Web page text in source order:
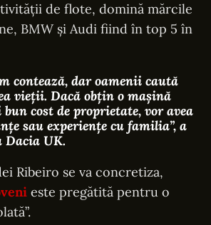
de flote, domină mărcile
BMW și Audi fiind în top 5 în
contează, dar oamenii caută
vieții. Dacă obțin o mașină
cost de proprietate, vor avea
sau experiențe cu familia”, a
Dacia UK.
Ribeiro se va concretiza,
este pregătită pentru o